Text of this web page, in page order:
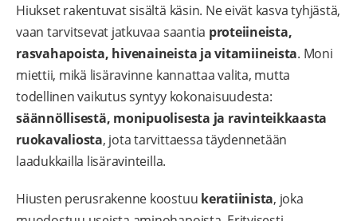
Hiukset rakentuvat sisältä käsin. Ne eivät kasva tyhjästä,
vaan tarvitsevat jatkuvaa saantia proteiineista,
rasvahapoista, hivenaineista ja vitamiineista. Moni
miettii, mikä lisäravinne kannattaa valita, mutta
todellinen vaikutus syntyy kokonaisuudesta:
säännöllisestä, monipuolisesta ja ravinteikkaasta
ruokavaliosta, jota tarvittaessa täydennetään
laadukkailla lisäravinteilla.
Hiusten perusrakenne koostuu keratiinista, joka